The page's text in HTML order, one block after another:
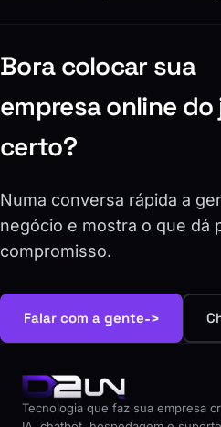
Bora colocar sua
empresa online
certo?
Numa conversa rápida a
negócio e mostra o que dá
compromisso.
Falar com a gente->
Tecnologia que faz sua empresa